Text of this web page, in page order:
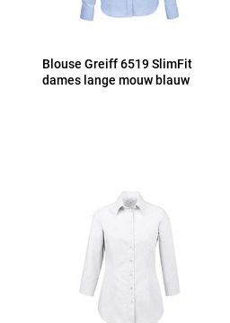
Blouse Greiff 6519 SlimFit
dames lange mouw blauw